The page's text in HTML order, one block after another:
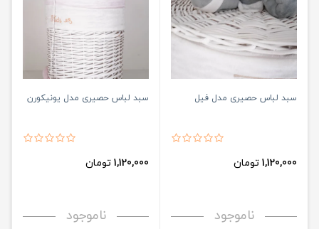
سبد لباس حصیری مدل فیل
1,120,000 تومان
ناموجود
سبد لباس حصیری مدل یونیکورن
1,120,000 تومان
ناموجود